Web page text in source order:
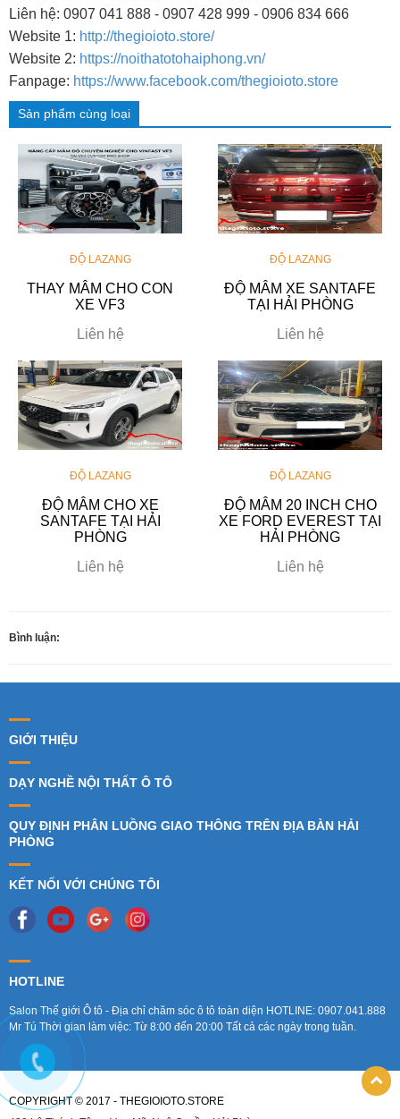
Liên hệ: 0907 041 888 - 0907 428 999 - 0906 834 666
Website 1: http://thegioioto.store/
Website 2: https://noithatotohaiphong.vn/
Fanpage: https://www.facebook.com/thegioioto.store
Sản phẩm cùng loại
ĐỘ LAZANG
THAY MÂM CHO CON
XE VF3
Liên hệ
ĐỘ LAZANG
ĐỘ MÂM XE SANTAFE
TẠI HẢI PHÒNG
Liên hệ
ĐỘ LAZANG
ĐỘ MÂM CHO XE
SANTAFE TẠI HẢI
PHÒNG
Liên hệ
ĐỘ LAZANG
ĐỘ MÂM 20 INCH CHO
XE FORD EVEREST TẠI
HẢI PHÒNG
Liên hệ
Bình luận:
GIỚI THIỆU
DẠY NGHỀ NỘI THẤT Ô TÔ
QUY ĐỊNH PHÂN LUỒNG GIAO THÔNG TRÊN ĐỊA BÀN HẢI
PHÒNG
KẾT NỐI VỚI CHÚNG TÔI
HOTLINE
Salon Thế giới Ô tô - Địa chỉ chăm sóc ô tô toàn diện HOTLINE: 0907.041.888
Mr Tú Thời gian làm việc: Từ 8:00 đến 20:00 Tất cả các ngày trong tuần.
COPYRIGHT © 2017 - THEGIOIOTO.STORE